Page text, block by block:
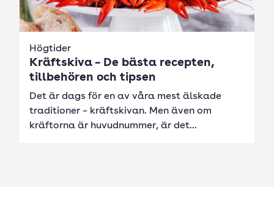
Högtider
Kräftskiva – De bästa recepten,
tillbehören och tipsen
Det är dags för en av våra mest älskade
traditioner – kräftskivan. Men även om
kräftorna är huvudnummer, är det...